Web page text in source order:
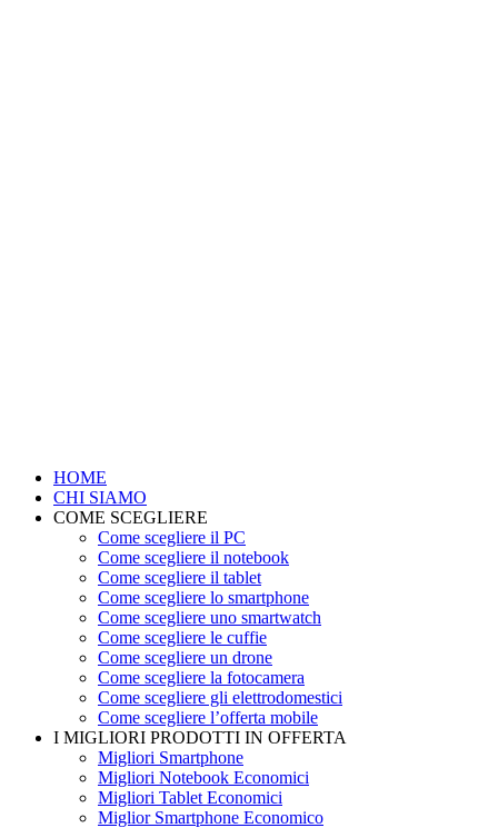
HOME
CHI SIAMO
COME SCEGLIERE
Come scegliere il PC
Come scegliere il notebook
Come scegliere il tablet
Come scegliere lo smartphone
Come scegliere uno smartwatch
Come scegliere le cuffie
Come scegliere un drone
Come scegliere la fotocamera
Come scegliere gli elettrodomestici
Come scegliere l’offerta mobile
I MIGLIORI PRODOTTI IN OFFERTA
Migliori Smartphone
Migliori Notebook Economici
Migliori Tablet Economici
Miglior Smartphone Economico